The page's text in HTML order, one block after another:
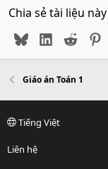
Chia sẻ tài liệu này
BlueskyLinkedIn
Reddit
Giáo án Toán 1
Tiếng Việt
Liên hệ